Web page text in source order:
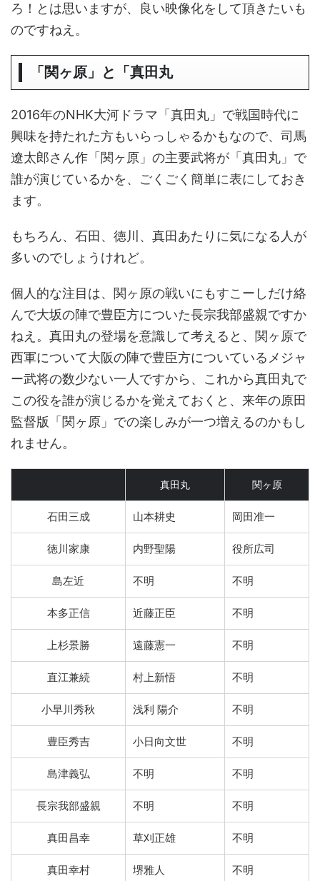
ろ！とは思いますが、良い映像化をして頂きたいも
のですねえ。
「関ヶ原」と「真田丸
2016年のNHK大河ドラマ「真田丸」で戦国時代に
興味を持たれた方もいらっしゃるかもなので、司馬
遼太郎さん作「関ヶ原」の主要武将が「真田丸」で
誰が演じているかを、ごくごく簡単に表にしておき
ます。
もちろん、石田、徳川、真田あたりに気になる人が
多いのでしょうけれど。
個人的な注目は、関ヶ原の戦いにもすこーしだけ絡
んで大坂の陣で豊臣方についた長宗我部盛親ですか
ねえ。真田丸の登場を意識して考えると、関ヶ原で
西軍について大阪の陣で豊臣方についているメジャ
ー武将の数少ない一人ですから、これから真田丸で
この役を誰が演じるかを覚えておくと、来年の原田
監督版「関ヶ原」での楽しみが一つ増えるのかもし
れません。
真田丸 関ヶ原
石田三成 山本耕史 岡田准一
徳川家康 内野聖陽 役所広司
島左近 不明 不明
本多正信 近藤正臣 不明
上杉景勝 遠藤憲一 不明
直江兼続 村上新悟 不明
小早川秀秋 浅利 陽介 不明
豊臣秀吉 小日向文世 不明
島津義弘 不明 不明
長宗我部盛親 不明 不明
真田昌幸 草刈正雄 不明
真田幸村 堺雅人 不明